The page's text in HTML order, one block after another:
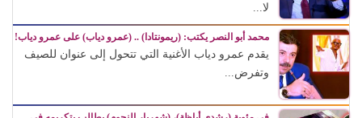
لا...
محمد أبو النصر يكتب: (ريمونتادا) .. (عمرو دياب) على عمرو دياب!
يقدم عمرو دياب الأغنية التي تتحول إلى عنوان للصيف
وتفرض...